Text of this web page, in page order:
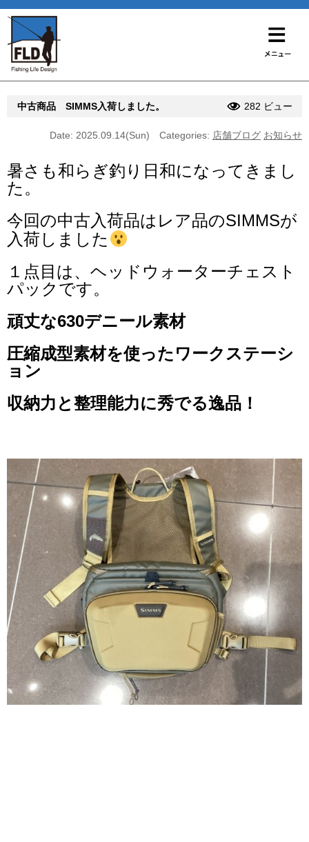
中古商品 SIMMS入荷しました。 282 ビュー
Date: 2025.09.14(Sun) Categories: 店舗ブログ お知らせ
暑さも和らぎ釣り日和になってきまし
た。
今回の中古入荷品はレア品のSIMMSが
入荷しました
１点目は、ヘッドウォーターチェスト
パックです。
頑丈な630デニール素材
圧縮成型素材を使ったワークステーシ
ョン
収納力と整理能力に秀でる逸品！